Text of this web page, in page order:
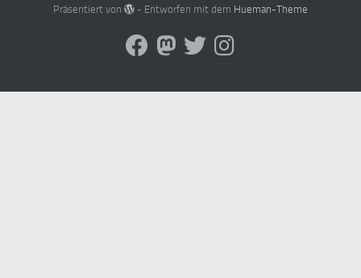
Präsentiert von - Entworfen mit dem Hueman-Theme